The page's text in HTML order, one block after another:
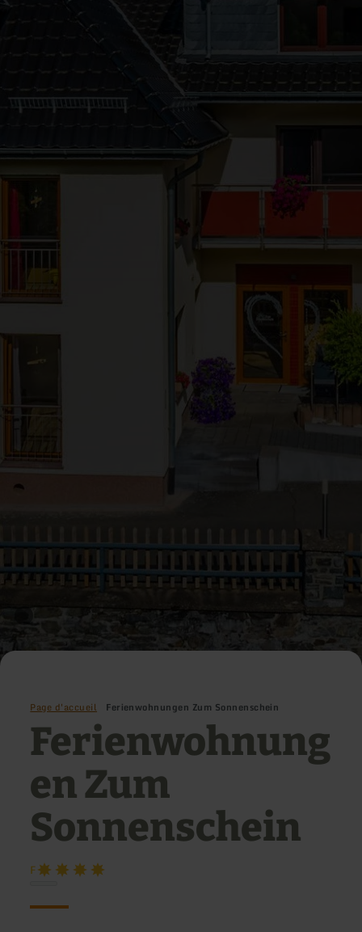
Page d'accueil Ferienwohnungen Zum Sonnenschein
Ferienwohnung
en Zum
Sonnenschein
F